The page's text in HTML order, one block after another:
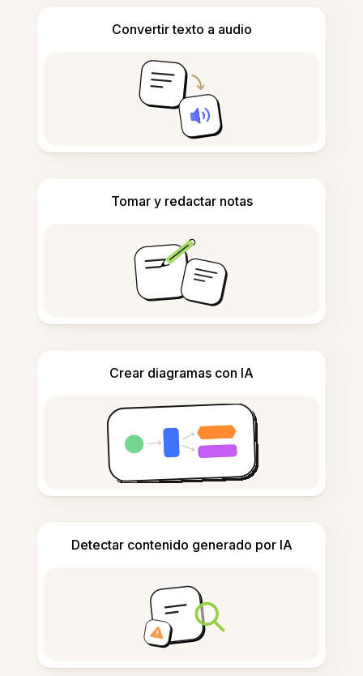
Convertir texto a audio
Tomar y redactar notas
Crear diagramas con IA
Detectar contenido generado por IA